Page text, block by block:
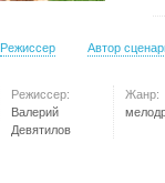
Режиссер Автор
Режиссер:
Валерий
Девятилов
Жанр: